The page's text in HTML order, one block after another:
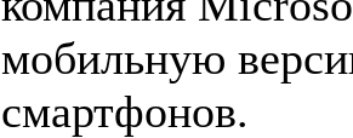
мобильную
смартфонов.